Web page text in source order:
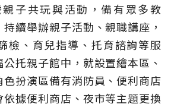
子共玩與活動，備有眾多教
續舉辦親子活動、親職講座，
檢、育兒指導、托育諮詢等服
托親子館中，就設置繪本區、
扮演區備有消防員、便利商店
據便利商店、夜市等主題更換